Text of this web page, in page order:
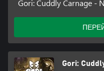
Gori: Cuddly Carnage -
Gori: